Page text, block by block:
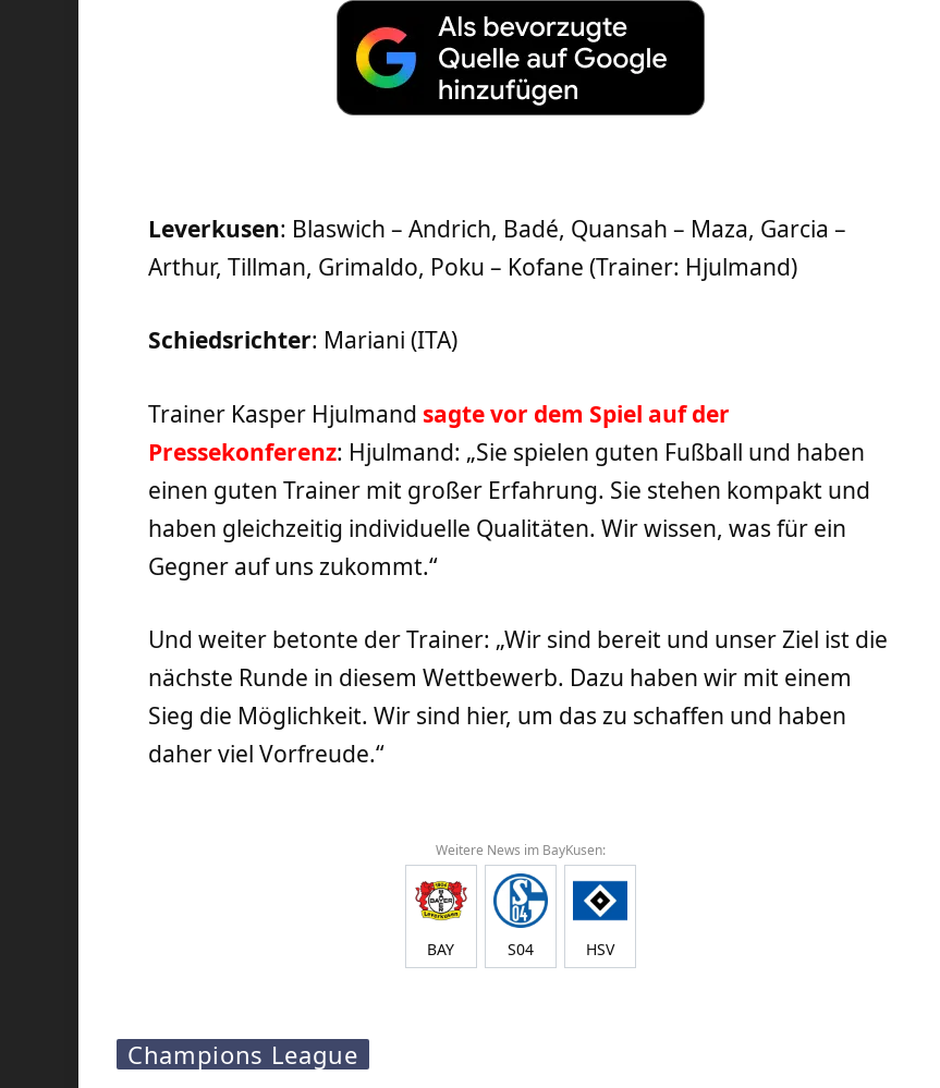
Leverkusen: Blaswich – Andrich, Badé, Quansah – Maza, Garcia –
Arthur, Tillman, Grimaldo, Poku – Kofane (Trainer: Hjulmand)
Schiedsrichter: Mariani (ITA)
Trainer Kasper Hjulmand sagte vor dem Spiel auf der
Pressekonferenz: Hjulmand: „Sie spielen guten Fußball und haben
einen guten Trainer mit großer Erfahrung. Sie stehen kompakt und
haben gleichzeitig individuelle Qualitäten. Wir wissen, was für ein
Gegner auf uns zukommt.“
Und weiter betonte der Trainer: „Wir sind bereit und unser Ziel ist die
nächste Runde in diesem Wettbewerb. Dazu haben wir mit einem
Sieg die Möglichkeit. Wir sind hier, um das zu schaffen und haben
daher viel Vorfreude.“
Weitere News im BayKusen:
BAY S04 HSV
Champions League